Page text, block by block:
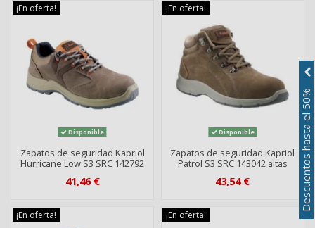
¡En oferta!
Disponible
Zapatos de seguridad Kapriol
Hurricane Low S3 SRC 142792
41,46 €
¡En oferta!
Disponible
Zapatos de seguridad Kapriol
Patrol S3 SRC 143042 altas
43,54 €
¡En oferta! ¡En oferta!
Descuentos hasta el 50%